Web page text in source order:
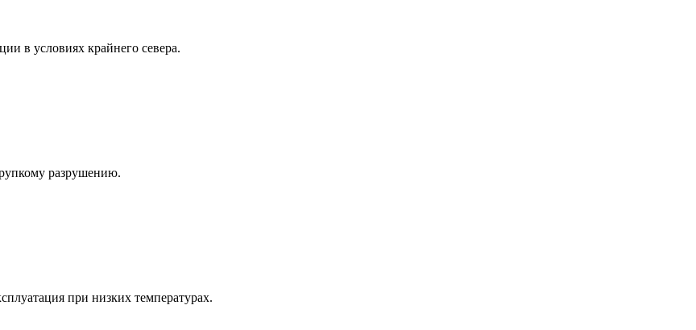
в условиях крайнего севера.
разрушению.
при низких температурах.